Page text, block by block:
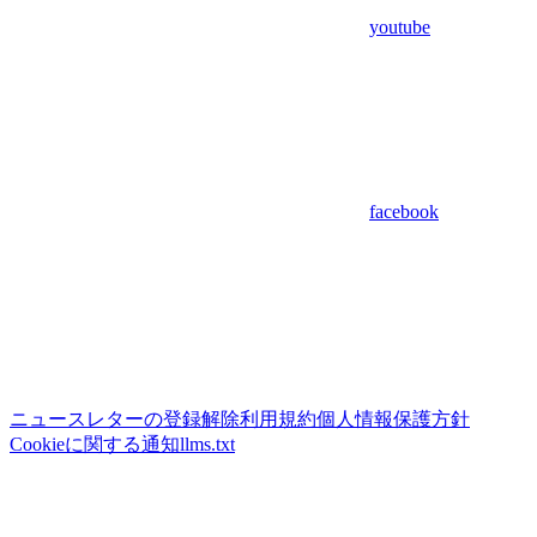
youtube
facebook
ニュースレターの登録解除利用規約個人情報保護方針
Cookieに関する通知llms.txt